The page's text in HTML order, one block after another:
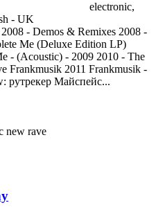
electronic,
- UK
- Demos & Remixes 2008 -
Me (Deluxe Edition LP)
- (Acoustic) - 2009 2010 - The
Frankmusik 2011 Frankmusik -
рутрекер Майспейс...
new rave